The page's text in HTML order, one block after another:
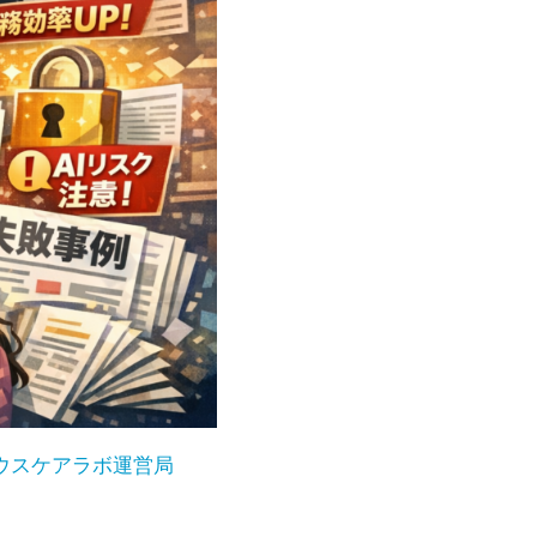
スケアラボ運営局